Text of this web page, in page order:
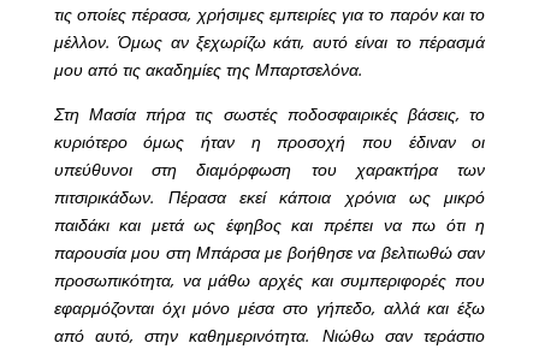
τις οποίες πέρασα, χρήσιμες εμπειρίες για το παρόν και το
μέλλον. Όμως αν ξεχωρίζω κάτι, αυτό είναι το πέρασμά
μου από τις ακαδημίες της Μπαρτσελόνα.
Στη Μασία πήρα τις σωστές ποδοσφαιρικές βάσεις, το
κυριότερο όμως ήταν η προσοχή που έδιναν οι
υπεύθυνοι στη διαμόρφωση του χαρακτήρα των
πιτσιρικάδων. Πέρασα εκεί κάποια χρόνια ως μικρό
παιδάκι και μετά ως έφηβος και πρέπει να πω ότι η
παρουσία μου στη Μπάρσα με βοήθησε να βελτιωθώ σαν
προσωπικότητα, να μάθω αρχές και συμπεριφορές που
εφαρμόζονται όχι μόνο μέσα στο γήπεδο, αλλά και έξω
από αυτό, στην καθημερινότητα. Νιώθω σαν τεράστιο